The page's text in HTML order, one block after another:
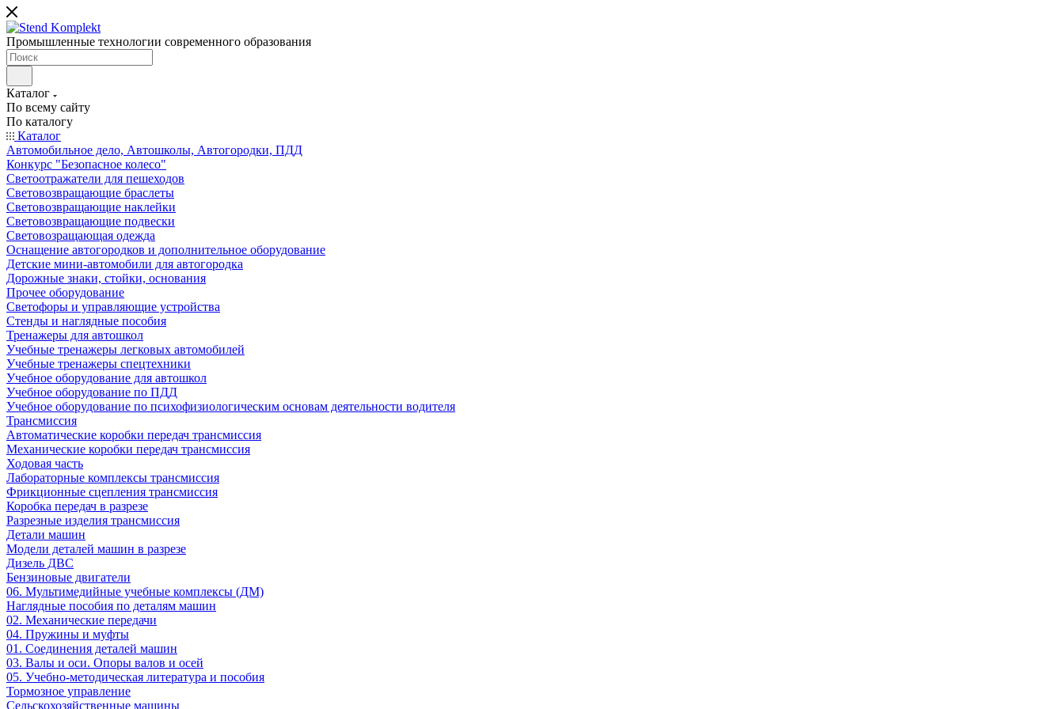
Промышленные технологии современного образования
Каталог
По всему сайту
По каталогу
Каталог
Автомобильное дело, Автошколы, Автогородки, ПДД
Конкурс "Безопасное колесо"
Светоотражатели для пешеходов
Световозвращающие браслеты
Световозвращающие наклейки
Световозвращающие подвески
Световозращающая одежда
Оснащение автогородков и дополнительное оборудование
Детские мини-автомобили для автогородка
Дорожные знаки, стойки, основания
Прочее оборудование
Светофоры и управляющие устройства
Стенды и наглядные пособия
Тренажеры для автошкол
Учебные тренажеры легковых автомобилей
Учебные тренажеры спецтехники
Учебное оборудование для автошкол
Учебное оборудование по ПДД
Учебное оборудование по психофизиологическим основам деятельности водителя
Трансмиссия
Автоматические коробки передач трансмиссия
Механические коробки передач трансмиссия
Ходовая часть
Лабораторные комплексы трансмиссия
Фрикционные сцепления трансмиссия
Коробка передач в разрезе
Разрезные изделия трансмиссия
Детали машин
Модели деталей машин в разрезе
Дизель ДВС
Бензиновые двигатели
06. Мультимедийные учебные комплексы (ДМ)
Наглядные пособия по деталям машин
02. Механические передачи
04. Пружины и муфты
01. Соединения деталей машин
03. Валы и оси. Опоры валов и осей
05. Учебно-методическая литература и пособия
Тормозное управление
Сельскохозяйственные машины